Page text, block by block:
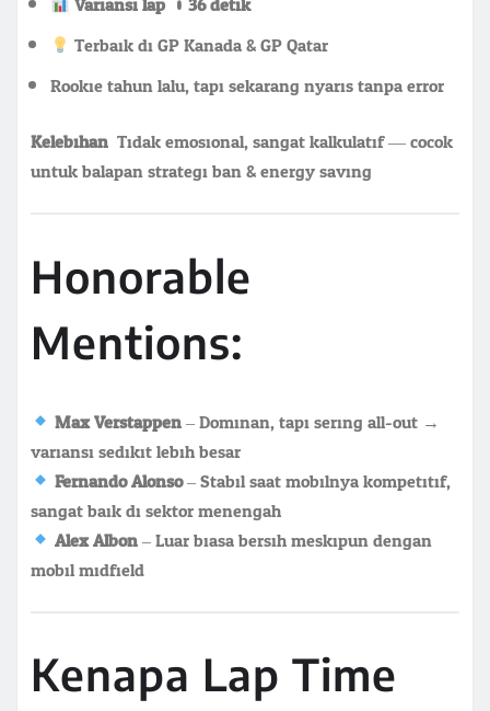
Terbaik di GP Kanada & GP Qatar
Rookie tahun lalu, tapi sekarang nyaris tanpa error
Kelebihan: Tidak emosional, sangat kalkulatif — cocok
untuk balapan strategi ban & energy saving.
Honorable
Mentions:
Max Verstappen– Dominan, tapi sering all-out →
variansi sedikit lebih besar
Fernando Alonso– Stabil saat mobilnya kompetitif,
sangat baik di sektor menengah
Alex Albon– Luar biasa bersih meskipun dengan
mobil midfield
Kenapa Lap Time